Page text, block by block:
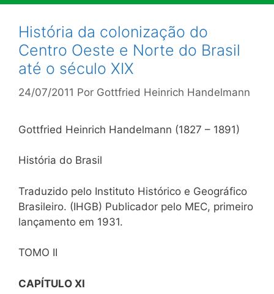
História da colonização do
Centro Oeste e Norte do Brasil
até o século XIX
24/07/2011 Por Gottfried Heinrich Handelmann
Gottfried Heinrich Handelmann (1827 – 1891)
História do Brasil
Traduzido pelo Instituto Histórico e Geográfico
Brasileiro. (IHGB) Publicador pelo MEC, primeiro
lançamento em 1931.
TOMO II
CAPÍTULO XI